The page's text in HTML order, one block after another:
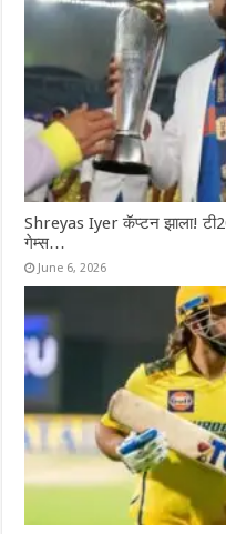
Shreyas Iyer कॅप्टन झाला! टी20
गेम्स…
June 6, 2026